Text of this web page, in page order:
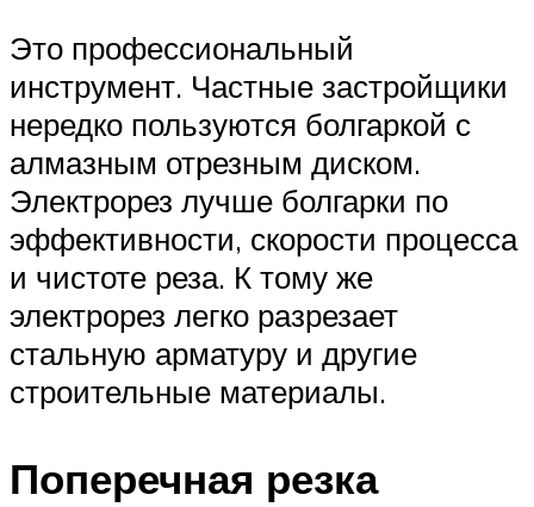
Это профессиональный
инструмент. Частные застройщики
нередко пользуются болгаркой с
алмазным отрезным диском.
Электрорез лучше болгарки по
эффективности, скорости процесса
и чистоте реза. К тому же
электрорез легко разрезает
стальную арматуру и другие
строительные материалы.
Поперечная резка